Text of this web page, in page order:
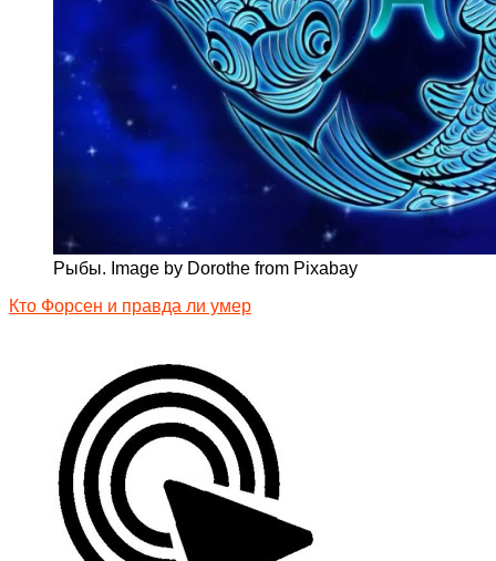
Рыбы. Image by Dorothe from Pixabay
Кто Форсен и правда ли умер